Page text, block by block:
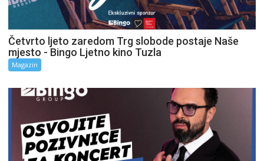
Četvrto ljeto zaredom Trg slobode postaje Naše
mjesto - Bingo Ljetno kino Tuzla
Magazin